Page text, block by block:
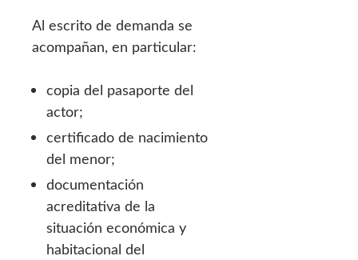
Al escrito de demanda se
acompañan, en particular:
copia del pasaporte del
actor;
certificado de nacimiento
del menor;
documentación
acreditativa de la
situación económica y
habitacional del